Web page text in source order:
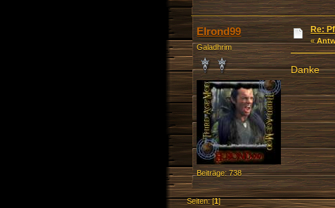
Elrond99
Galadhrim
Beiträge: 738
Re:
«
Danke
Seiten: [1]